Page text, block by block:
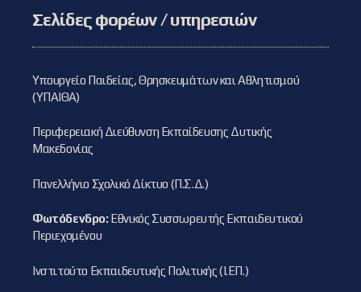
Σελίδες φορέων / υπηρεσιών
Υπουργείο Παιδείας, Θρησκευμάτων και Αθλητισμού
(ΥΠΑΙΘΑ)
Περιφερειακή Διεύθυνση Εκπαίδευσης Δυτικής
Μακεδονίας
Πανελλήνιο Σχολικό Δίκτυο (Π.Σ.Δ.)
Φωτόδενδρο:Εθνικός Συσσωρευτής Εκπαιδευτικού
Περιεχομένου
Ινστιτούτο Εκπαιδευτικής Πολιτικής (Ι.ΕΠ.)